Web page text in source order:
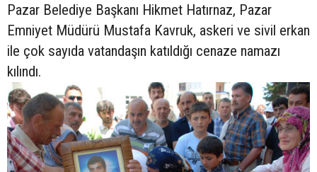
Pazar Belediye Başkanı Hikmet Hatırnaz, Pazar
Emniyet Müdürü Mustafa Kavruk, askeri ve sivil erkan
ile çok sayıda vatandaşın katıldığı cenaze namazı
kılındı.